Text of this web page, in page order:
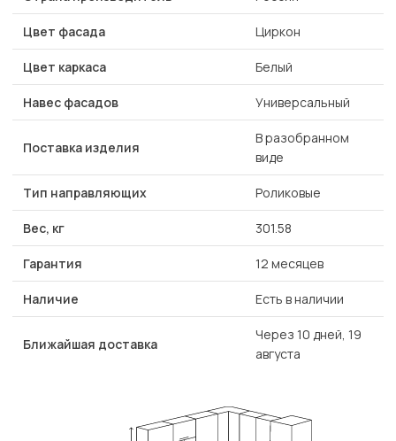
Цвет фасада Циркон
Цвет каркаса Белый
Навес фасадов Универсальный
Поставка изделия
В разобранном
виде
Тип направляющих Роликовые
Вес, кг 301.58
Гарантия 12 месяцев
Наличие Есть в наличии
Ближайшая доставка
Через 10 дней, 19
августа